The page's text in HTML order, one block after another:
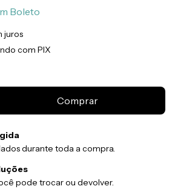
Boleto
juros
com PIX
durante toda a compra.
pode trocar ou devolver.